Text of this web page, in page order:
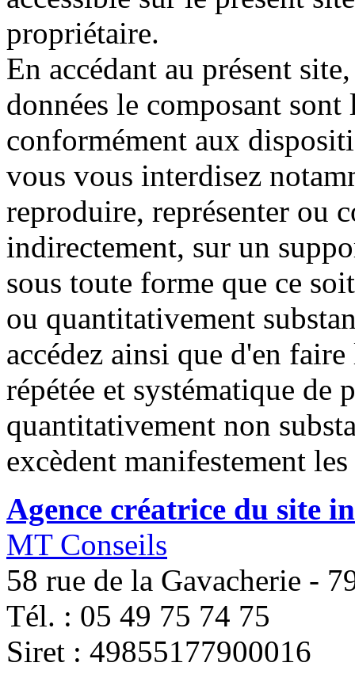
propriétaire.
En accédant au présent
données le composant
conformément aux
vous vous interdisez
reproduire, représenter ou
indirectement, sur un
sous toute forme que ce
ou quantitativement
accédez ainsi que d'en
répétée et systématique de
quantitativement non
excèdent manifestement
Agence créatrice du site
MT Conseils
58 rue de la Gavacherie -
Tél. : 05 49 75 74 75
Siret : 49855177900016